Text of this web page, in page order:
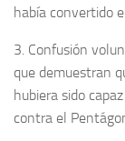
había convertido
3. Confusión
que demuestran
hubiera sido
contra el